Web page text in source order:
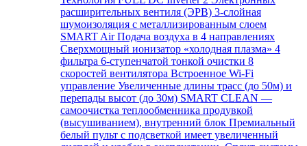
расширительных вентиля (ЭРВ) 3-слойная
шумоизоляция с металлизированным слоем
SMART Air Подача воздуха в 4 направлениях
Сверхмощный ионизатор «холодная плазма» 4
фильтра 6-ступенчатой тонкой очистки 8
скоростей вентилятора Встроенное Wi-Fi
управление Увеличенные длины трасс (до 50м) и
перепады высот (до 30м) SMART CLEAN —
самоочистка теплообменника продувкой
(высушиванием), внутренний блок Премиальный
белый пульт с подсветкой имеет увеличенный